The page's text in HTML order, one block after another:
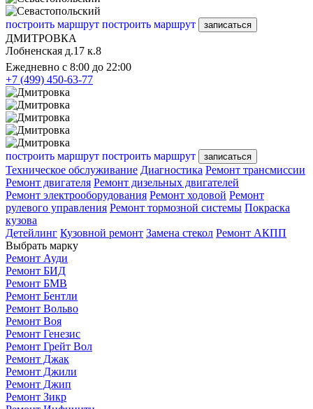
построить маршрут построить маршрут записаться
ДМИТРОВКА
Лобненская д.17 к.8
Ежедневно с 8:00 до 22:00
+7 (499) 450-63-77
построить маршрут построить маршрут записаться
Техническое обслуживание Диагностика Ремонт трансмиссии
Ремонт двигателя Ремонт дизельных двигателей
Ремонт электрооборудования Ремонт ходовой Ремонт
рулевого управления Ремонт тормозной системы Покраска
кузова
Детейлинг Кузовной ремонт Замена стекол Ремонт АКПП
Выбрать марку
Ремонт Ауди
Ремонт БИД
Ремонт БМВ
Ремонт Бентли
Ремонт Вольво
Ремонт Воя
Ремонт Генезис
Ремонт Грейт Вол
Ремонт Джак
Ремонт Джили
Ремонт Джип
Ремонт Зикр